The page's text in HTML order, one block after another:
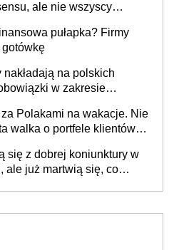
ale nie wszyscy
pułapka? Firmy
gotówkę
na polskich
w zakresie
Polakami na wakacje. Nie
walka o portfele klientów
się z dobrej koniunktury w
ale już martwią się, co